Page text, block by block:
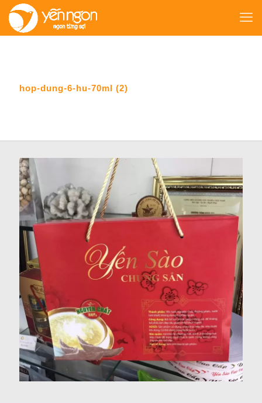
hop-dung-6-hu-70ml (2)